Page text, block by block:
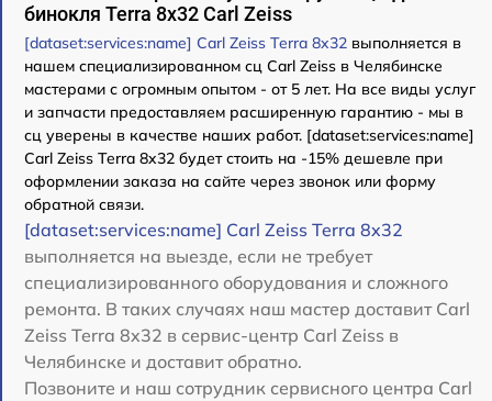
бинокля Terra 8x32 Carl Zeiss
[dataset:services:name] Carl Zeiss Terra 8x32 выполняется в
нашем специализированном сц Carl Zeiss в Челябинске
мастерами с огромным опытом - от 5 лет. На все виды услуг
и запчасти предоставляем расширенную гарантию - мы в
сц уверены в качестве наших работ. [dataset:services:name]
Carl Zeiss Terra 8x32 будет стоить на -15% дешевле при
оформлении заказа на сайте через звонок или форму
обратной связи.
[dataset:services:name] Carl Zeiss Terra 8x32
выполняется на выезде, если не требует
специализированного оборудования и сложного
ремонта. В таких случаях наш мастер доставит Carl
Zeiss Terra 8x32 в сервис-центр Carl Zeiss в
Челябинске и доставит обратно.
Позвоните и наш сотрудник сервисного центра Carl